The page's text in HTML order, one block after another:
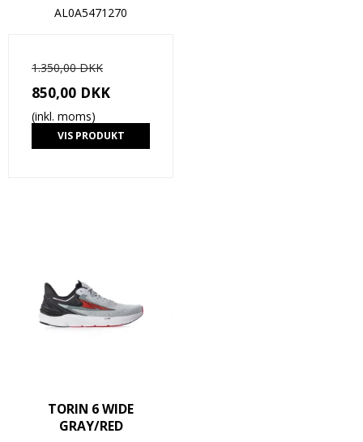
AL0A5471270
1.350,00 DKK
850,00 DKK
(inkl. moms)
VIS PRODUKT
TORIN 6 WIDE
GRAY/RED